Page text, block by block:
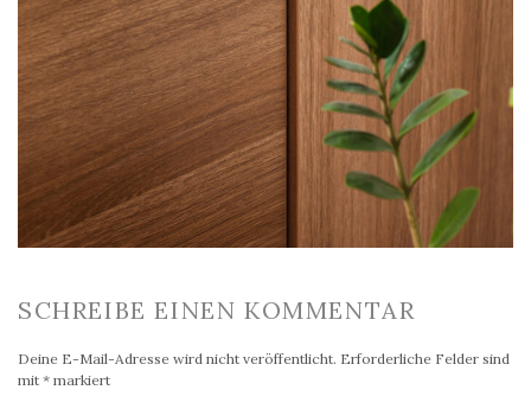
SCHREIBE EINEN KOMMENTAR
Deine E-Mail-Adresse wird nicht veröffentlicht. Erforderliche Felder sind
mit * markiert